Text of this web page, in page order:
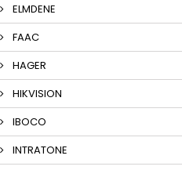
ELMDENE
FAAC
HAGER
HIKVISION
IBOCO
INTRATONE